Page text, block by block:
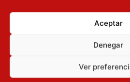
Aceptar
Denegar
Ver
El precio original era: 40.90€.
El precio actual es: 32.72€.